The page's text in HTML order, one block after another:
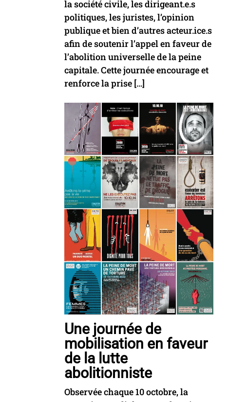
la société civile, les dirigeant.e.s
politiques, les juristes, l’opinion
publique et bien d’autres acteur.ice.s
afin de soutenir l’appel en faveur de
l’abolition universelle de la peine
capitale. Cette journée encourage et
renforce la prise […]
Une journée de
mobilisation en faveur
de la lutte
abolitionniste
Observée chaque 10 octobre, la